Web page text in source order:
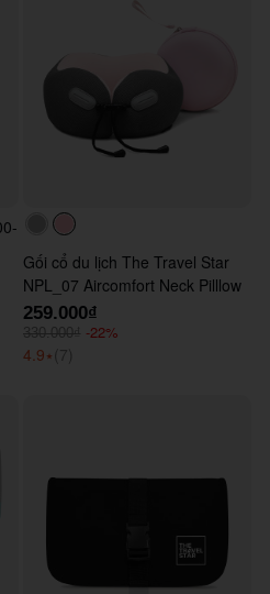
#acacac
Gối cổ du lịch The Travel Star
NPL_07 Aircomfort Neck Pilllow
259.000₫
330.000₫ -22%
4.9⭑ (7)